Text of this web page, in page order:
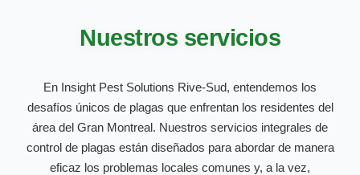
Nuestros servicios
En Insight Pest Solutions Rive-Sud, entendemos los
desafíos únicos de plagas que enfrentan los residentes del
área del Gran Montreal. Nuestros servicios integrales de
control de plagas están diseñados para abordar de manera
eficaz los problemas locales comunes y, a la vez,